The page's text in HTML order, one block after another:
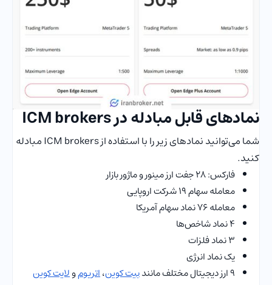
نماد‌های قابل مبادله در ICM brokers
شما می‌توانید نمادهای زیر را با استفاده از ICM brokers مبادله
کنید.
فارکس: 28 جفت‌‌ ارز مینور و ماژور بازار
معامله سهام 19 شرکت اروپایی
معامله 76 نماد سهام آمریکا
4 نماد شاخص‌ها
3 نماد فلزات
یک نماد انرژی
9 ارز دیجیتال مختلف مانند
بیت کوین،اتریومولایت کوین